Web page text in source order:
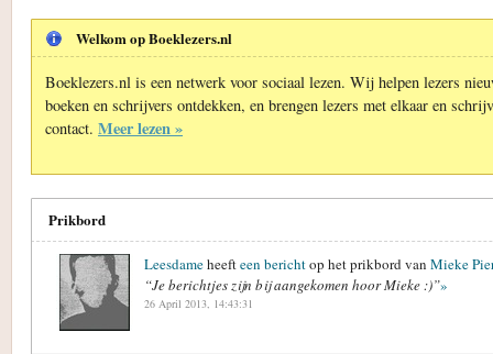
Welkom op Boeklezers.nl
Boeklezers.nl is een netwerk voor sociaal lezen. Wij helpen lezers
boeken en schrijvers ontdekken, en brengen lezers met elkaar en
contact. Meer lezen »
Prikbord
Leesdameheefteen berichtop het prikbord van Mieke
“Je berichtjes zijn bij aangekomen hoor Mieke :)”»
26 April 2013, 14:43:31